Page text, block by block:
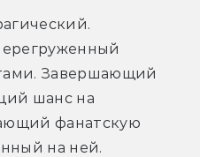
Завершающий
шанс на
фанатскую
на ней.